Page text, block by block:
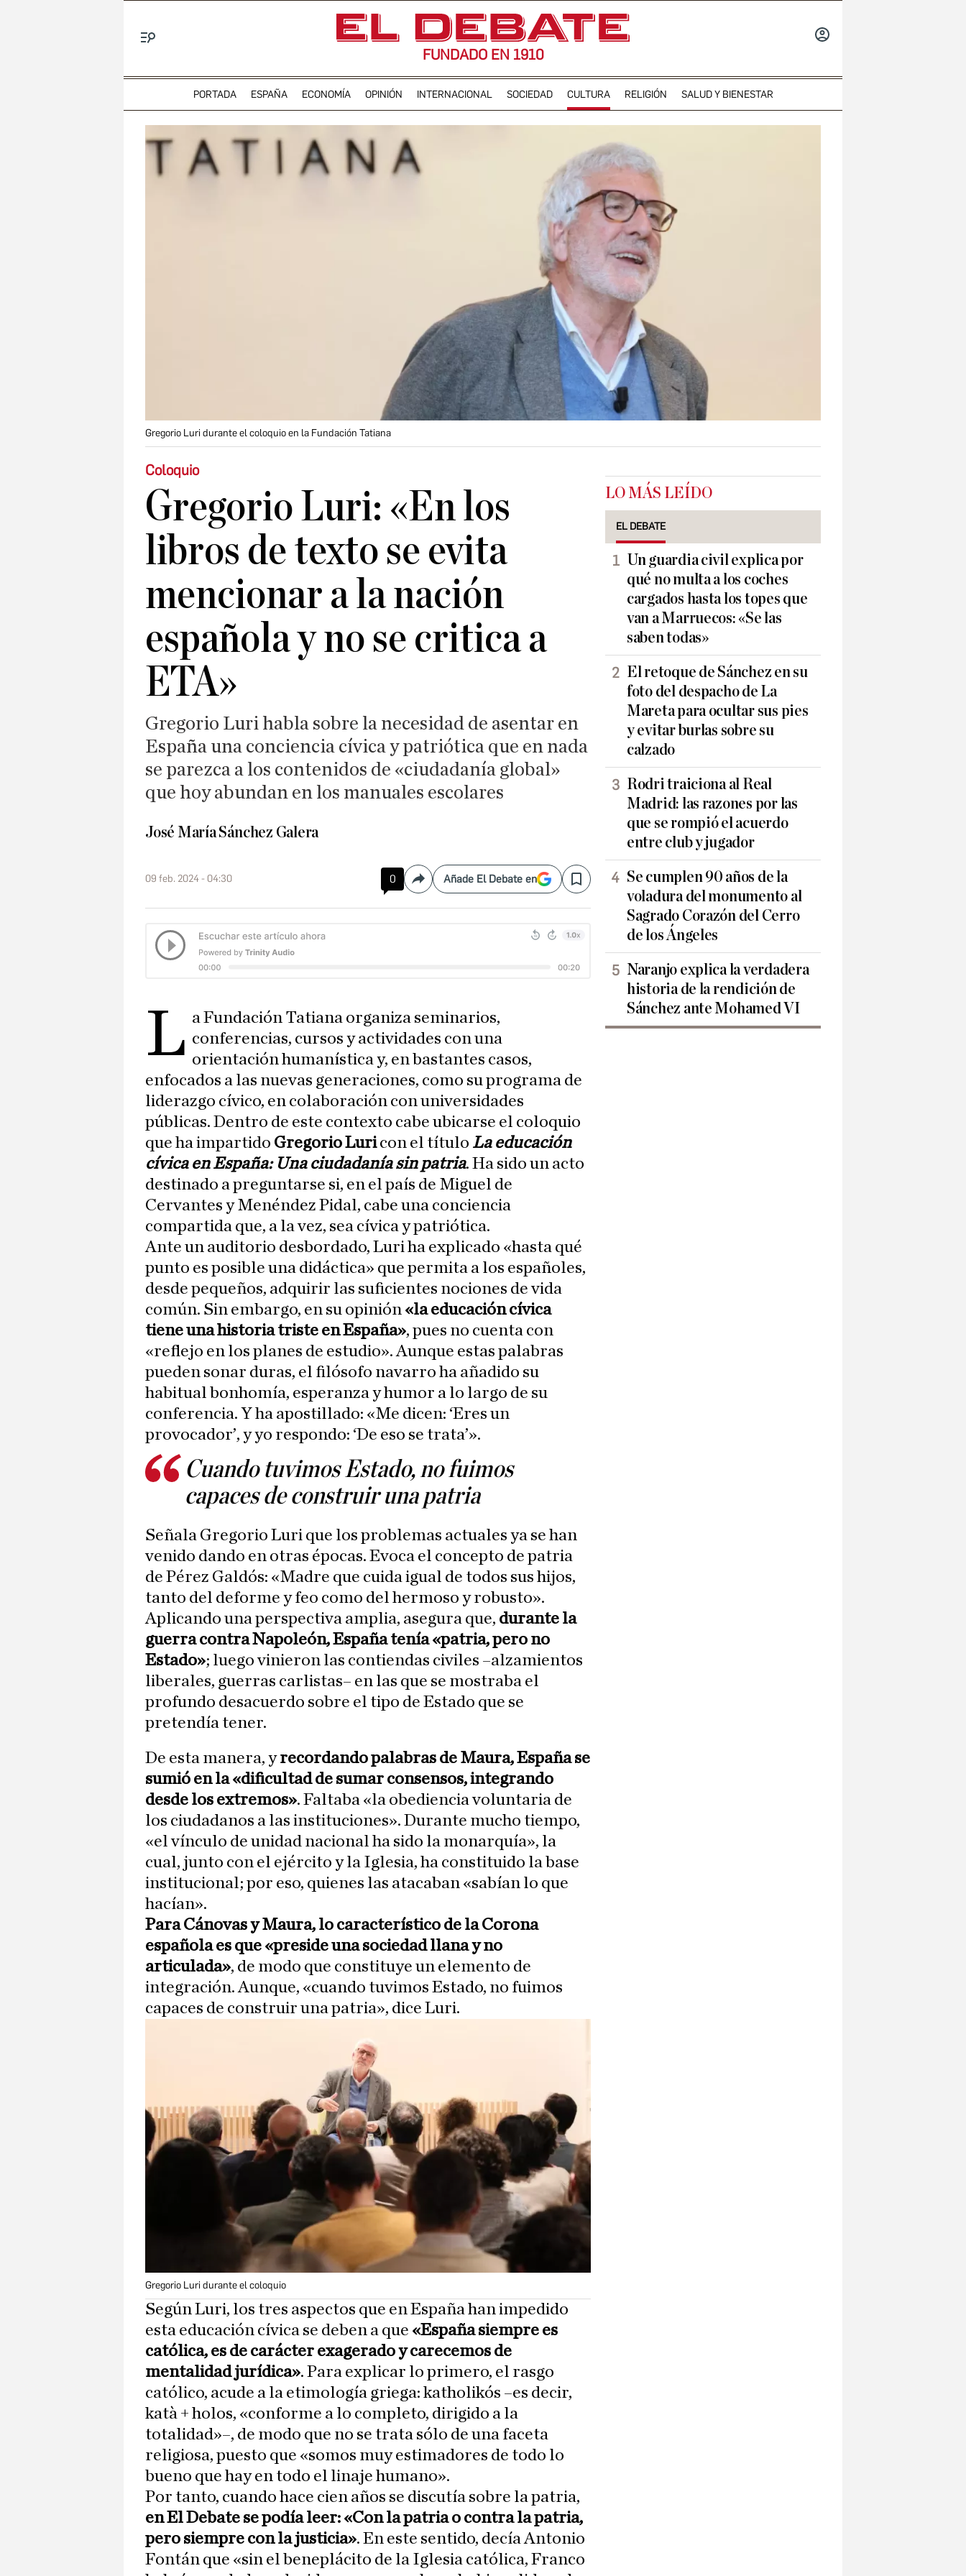
FUNDADO EN 1910
PORTADA ESPAÑA ECONOMÍA OPINIÓN INTERNACIONAL SOCIEDAD CULTURA RELIGIÓN SALUD Y BIENESTAR
Gregorio Luri durante el coloquio en la Fundación Tatiana
Coloquio
Gregorio Luri: «En los
libros de texto se evita
mencionar a la nación
española y no se critica a
ETA»
Gregorio Luri habla sobre la necesidad de asentar en
España una conciencia cívica y patriótica que en nada
se parezca a los contenidos de «ciudadanía global»
que hoy abundan en los manuales escolares
José María Sánchez Galera
09 feb. 2024 - 04:30 0 CompartirAñade El Debate en Save
L a Fundación Tatiana organiza seminarios,
conferencias, cursos y actividades con una
orientación humanística y, en bastantes casos,
enfocados a las nuevas generaciones, como su programa de
liderazgo cívico, en colaboración con universidades
públicas. Dentro de este contexto cabe ubicarse el coloquio
que ha impartido Gregorio Luricon el título La educación
cívica en España: Una ciudadanía sin patria. Ha sido un acto
destinado a preguntarse si, en el país de Miguel de
Cervantes y Menéndez Pidal, cabe una conciencia
compartida que, a la vez, sea cívica y patriótica.
Ante un auditorio desbordado, Luri ha explicado «hasta qué
punto es posible una didáctica» que permita a los españoles,
desde pequeños, adquirir las suficientes nociones de vida
común. Sin embargo, en su opinión «la educación cívica
tiene una historia triste en España», pues no cuenta con
«reflejo en los planes de estudio». Aunque estas palabras
pueden sonar duras, el filósofo navarro ha añadido su
habitual bonhomía, esperanza y humor a lo largo de su
conferencia. Y ha apostillado: «Me dicen: ‘Eres un
provocador’, y yo respondo: ‘De eso se trata’».
Cuando tuvimos Estado, no fuimos
capaces de construir una patria
Señala Gregorio Luri que los problemas actuales ya se han
venido dando en otras épocas. Evoca el concepto de patria
de Pérez Galdós: «Madre que cuida igual de todos sus hijos,
tanto del deforme y feo como del hermoso y robusto».
Aplicando una perspectiva amplia, asegura que, durante la
guerra contra Napoleón, España tenía «patria, pero no
Estado»; luego vinieron las contiendas civiles –alzamientos
liberales, guerras carlistas– en las que se mostraba el
profundo desacuerdo sobre el tipo de Estado que se
pretendía tener.
De esta manera, yrecordando palabras de Maura, España se
sumió en la «dificultad de sumar consensos, integrando
desde los extremos». Faltaba «la obediencia voluntaria de
los ciudadanos a las instituciones». Durante mucho tiempo,
«el vínculo de unidad nacional ha sido la monarquía», la
cual, junto con el ejército y la Iglesia, ha constituido la base
institucional; por eso, quienes las atacaban «sabían lo que
hacían».
Para Cánovas y Maura, lo característico de la Corona
española es que «preside una sociedad llana y no
articulada», de modo que constituye un elemento de
integración. Aunque, «cuando tuvimos Estado, no fuimos
capaces de construir una patria», dice Luri.
Gregorio Luri durante el coloquio
Según Luri, los tres aspectos que en España han impedido
esta educación cívica se deben a que «España siempre es
católica, es de carácter exagerado y carecemos de
mentalidad jurídica». Para explicar lo primero, el rasgo
católico, acude a la etimología griega: katholikós –es decir,
katà + holos, «conforme a lo completo, dirigido a la
totalidad»–, de modo que no se trata sólo de una faceta
religiosa, puesto que «somos muy estimadores de todo lo
bueno que hay en todo el linaje humano».
Por tanto, cuando hace cien años se discutía sobre la patria,
en El Debate se podía leer: «Con la patria o contra la patria,
pero siempre con la justicia». En este sentido, decía Antonio
Fontán que «sin el beneplácito de la Iglesia católica, Franco
LO MÁS LEÍDO
EL DEBATE
Un guardia civil explica por
qué no multa a los coches
cargados hasta los topes que
van a Marruecos: «Se las
saben todas»
El retoque de Sánchez en su
foto del despacho de La
Mareta para ocultar sus pies
y evitar burlas sobre su
calzado
Rodri traiciona al Real
Madrid: las razones por las
que se rompió el acuerdo
entre club y jugador
Se cumplen 90 años de la
voladura del monumento al
Sagrado Corazón del Cerro
de los Ángeles
Naranjo explica la verdadera
historia de la rendición de
Sánchez ante Mohamed VI